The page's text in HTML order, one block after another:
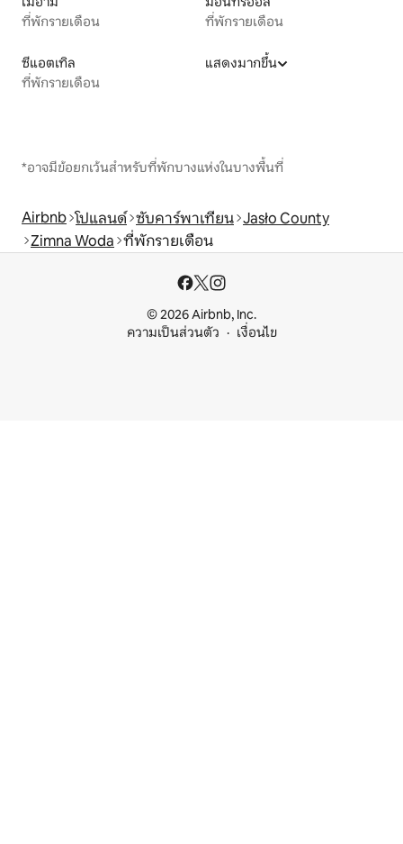
ที่พักรายเดือน
ที่พักรายเดือน
ซีแอตเทิล
ที่พักรายเดือน
แสดงมากขึ้น
*อาจมีข้อยกเว้นสำหรับที่พักบางแห่งในบางพื้นที่
Airbnb โปแลนด์ ซับคาร์พาเทียน Jasło County
Zimna Woda ที่พักรายเดือน
© 2026 Airbnb, Inc.
ความเป็นส่วนตัว
เงื่อนไข